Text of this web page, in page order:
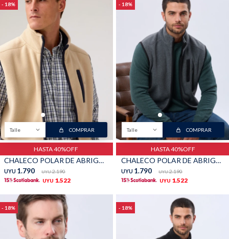
18
Talle COMPRAR
HASTA 40%OFF
CHALECO POLAR DE ABRIGO - Beige
UYU 1.790 UYU 2.190
UYU 1.522
18
Talle COMPRAR
HASTA 40%OFF
CHALECO POLAR DE ABRIGO - Gris
UYU 1.790 UYU 2.190
UYU 1.522
18 18
Canguros
Trajes
Bolsos y valijas Accesorios